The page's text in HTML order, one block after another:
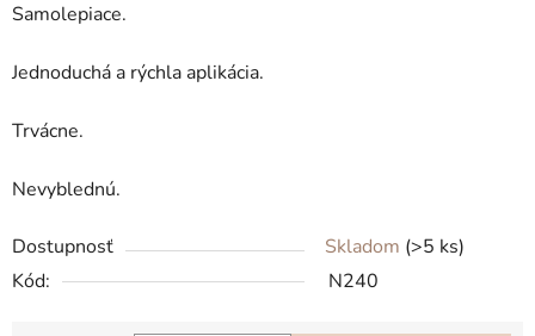
Samolepiace.
Jednoduchá a rýchla aplikácia.
Trvácne.
Nevyblednú.
Dostupnosť Skladom (>5 ks)
Kód:
N240